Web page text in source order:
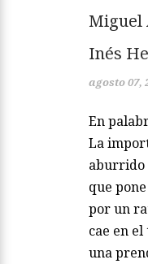
Miguel
Inés
agosto 07,
En
La
aburrido
que
por un
cae en
una